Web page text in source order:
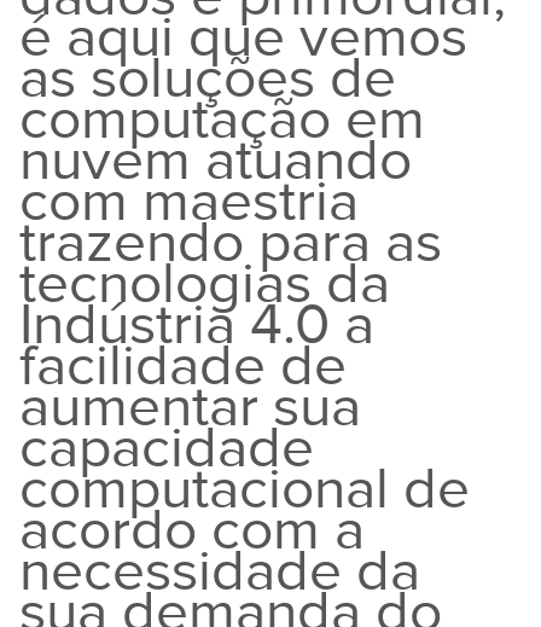
é aqui que vemos
as soluções de
computação em
nuvem atuando
com maestria
trazendo para as
tecnologias da
Indústria 4.0 a
facilidade de
aumentar sua
capacidade
computacional de
acordo com a
necessidade da
sua demanda do